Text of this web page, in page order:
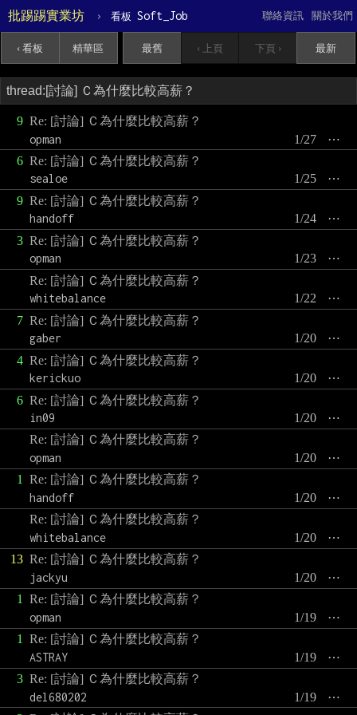
批踢踢實業坊 › 看板 Soft_Job 關於我們
聯絡資訊
‹ 看板 精華區 最舊 ‹ 上頁 下頁 › 最新
9 Re: [討論] Ｃ為什麼比較高薪？
opman
⋯
1/27
6 Re: [討論] Ｃ為什麼比較高薪？
sealoe
⋯
1/25
9 Re: [討論] Ｃ為什麼比較高薪？
handoff
⋯
1/24
3 Re: [討論] Ｃ為什麼比較高薪？
opman
⋯
1/23
Re: [討論] Ｃ為什麼比較高薪？
whitebalance
⋯
1/22
7 Re: [討論] Ｃ為什麼比較高薪？
gaber
⋯
1/20
4 Re: [討論] Ｃ為什麼比較高薪？
kerickuo
⋯
1/20
6 Re: [討論] Ｃ為什麼比較高薪？
in09
⋯
1/20
Re: [討論] Ｃ為什麼比較高薪？
opman
⋯
1/20
1 Re: [討論] Ｃ為什麼比較高薪？
handoff
⋯
1/20
Re: [討論] Ｃ為什麼比較高薪？
whitebalance
⋯
1/20
13 Re: [討論] Ｃ為什麼比較高薪？
jackyu
⋯
1/20
1
Re: [討論] Ｃ為什麼比較高薪？
opman
⋯
1/19
1
Re: [討論] Ｃ為什麼比較高薪？
ASTRAY
⋯
1/19
3 Re: [討論] Ｃ為什麼比較高薪？
del680202
⋯
1/19